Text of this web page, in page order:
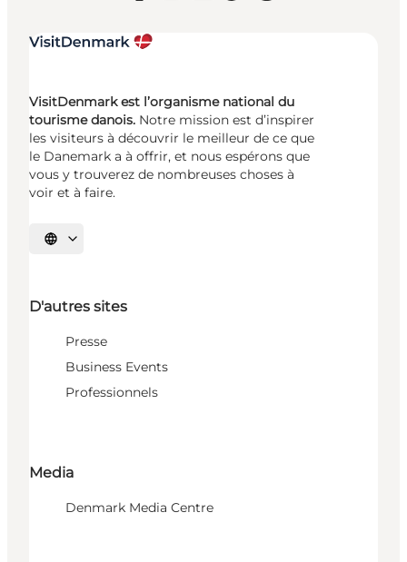
VisitDenmark est l’organisme national du
tourisme danois. Notre mission est d’inspirer
les visiteurs à découvrir le meilleur de ce que
le Danemark a à offrir, et nous espérons que
vous y trouverez de nombreuses choses à
voir et à faire.
Choisissez la langue
D'autres sites
Presse
Business Events
Professionnels
Media
Denmark Media Centre